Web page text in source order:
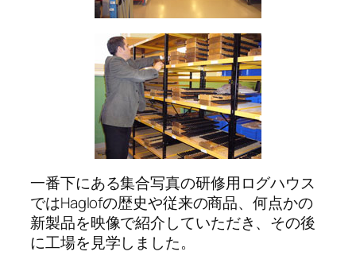
一番下にある集合写真の研修用ログハウス
ではHaglofの歴史や従来の商品、何点かの
新製品を映像で紹介していただき、その後
に工場を見学しました。